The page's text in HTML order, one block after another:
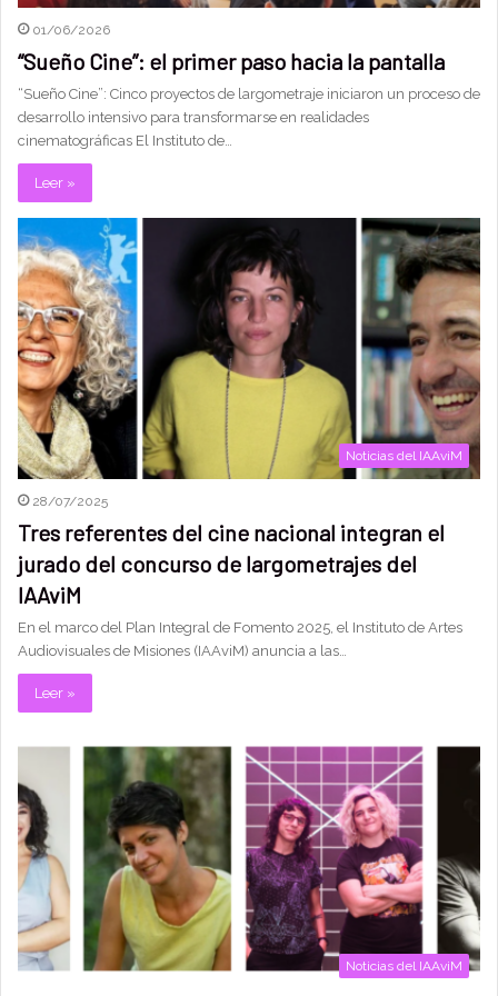
01/06/2026
“Sueño Cine”: el primer paso hacia la pantalla
“Sueño Cine”: Cinco proyectos de largometraje iniciaron un proceso de
desarrollo intensivo para transformarse en realidades
cinematográficas El Instituto de…
Leer »
Noticias del IAAviM
28/07/2025
Tres referentes del cine nacional integran el
jurado del concurso de largometrajes del
IAAviM
En el marco del Plan Integral de Fomento 2025, el Instituto de Artes
Audiovisuales de Misiones (IAAviM) anuncia a las…
Leer »
Noticias del IAAviM